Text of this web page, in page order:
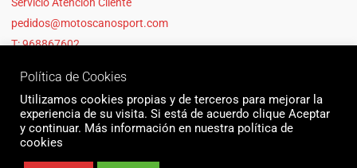
pedidos@motoscanosport.com
T: 968867602
Política de Cookies
Utilizamos cookies propias y de terceros para mejorar la
experiencia de su visita. Si está de acuerdo clique Aceptar
y continuar. Más información en nuestra política de
cookies